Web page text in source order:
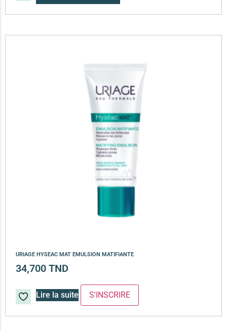
URIAGE HYSEAC MAT EMULSION MATIFIANTE
34,700 TND
Lire la suite